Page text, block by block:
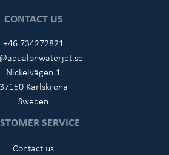
CONTACT US
+46 734272821
Nickelvägen 1
37150 Karlskrona
Sweden
SERVICE
Contact us